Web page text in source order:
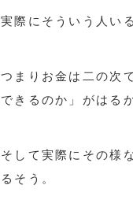
実際にそういう人い
つまりお金は二の次
できるのか」がはる
そして実際にその様
るそう。